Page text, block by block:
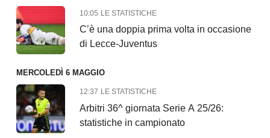
10:05 LE STATISTICHE
C’è una doppia prima volta in occasione
di Lecce-Juventus
MERCOLEDÌ 6 MAGGIO
12:37 LE STATISTICHE
Arbitri 36^ giornata Serie A 25/26:
statistiche in campionato